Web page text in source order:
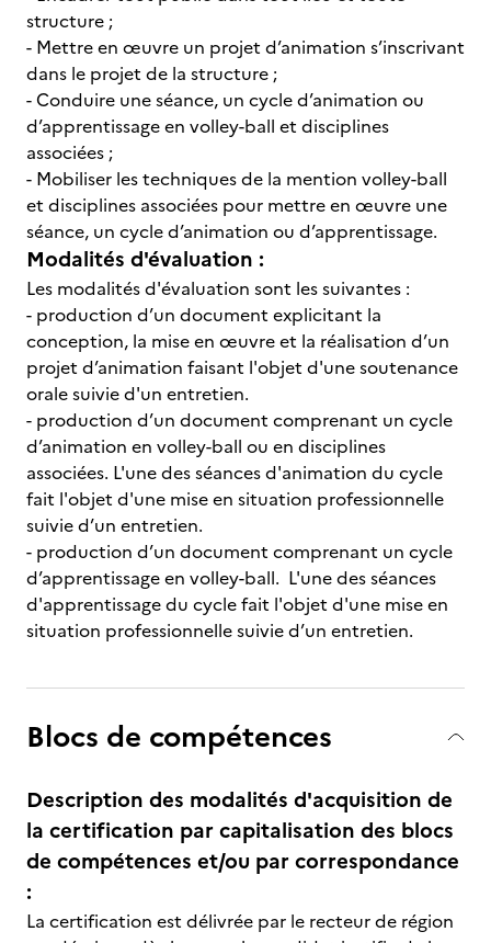
structure ;
- Mettre en œuvre un projet d’animation s’inscrivant
dans le projet de la structure ;
- Conduire une séance, un cycle d’animation ou
d’apprentissage en volley-ball et disciplines
associées ;
- Mobiliser les techniques de la mention volley-ball
et disciplines associées pour mettre en œuvre une
séance, un cycle d’animation ou d’apprentissage.
Modalités d'évaluation :
Les modalités d'évaluation sont les suivantes :
- production d’un document explicitant la
conception, la mise en œuvre et la réalisation d’un
projet d’animation faisant l'objet d'une soutenance
orale suivie d'un entretien.
- production d’un document comprenant un cycle
d’animation en volley-ball ou en disciplines
associées. L'une des séances d'animation du cycle
fait l'objet d'une mise en situation professionnelle
suivie d’un entretien.
- production d’un document comprenant un cycle
d’apprentissage en volley-ball. L'une des séances
d'apprentissage du cycle fait l'objet d'une mise en
situation professionnelle suivie d’un entretien.
Blocs de compétences
Description des modalités d'acquisition de
la certification par capitalisation des blocs
de compétences et/ou par correspondance
:
La certification est délivrée par le recteur de région